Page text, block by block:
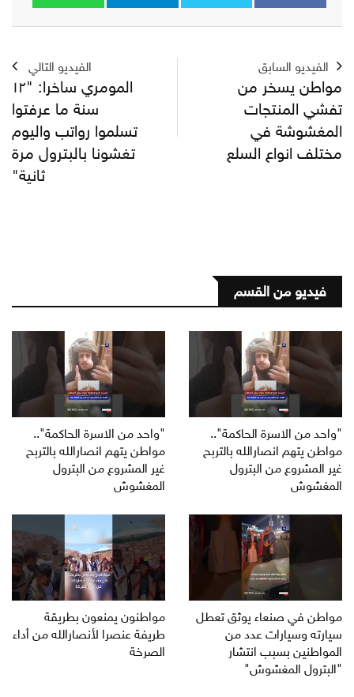
الفيديو السابق
مواطن يسخر من
تفشي المنتجات
المغشوشة في
مختلف انواع السلع
الفيديو التالي
المومري ساخرا: "١٢
سنة ما عرفتوا
تسلموا رواتب واليوم
تغشونا بالبترول مرة
ثانية"
فيديو من القسم
"واحد من الاسرة الحاكمة"..
مواطن يتهم انصارالله بالتربح
غير المشروع من البترول
المغشوش
"واحد من الاسرة الحاكمة"..
مواطن يتهم انصارالله بالتربح
غير المشروع من البترول
المغشوش
مواطن في صنعاء يوثق تعطل
سيارته وسيارات عدد من
المواطنين بسبب انتشار
"البترول المغشوش"
مواطنون يمنعون بطريقة
طريفة عنصرا لأنصارالله من أداء
الصرخة